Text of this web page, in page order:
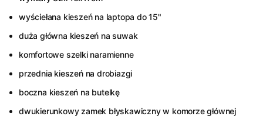
wyściełana kieszeń na laptopa do 15"
duża główna kieszeń na suwak
komfortowe szelki naramienne
przednia kieszeń na drobiazgi
boczna kieszeń na butelkę
dwukierunkowy zamek błyskawiczny w komorze głównej